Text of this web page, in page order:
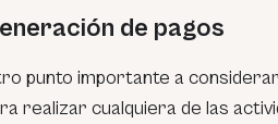
de pagos
punto importante a
realizar cualquiera de las